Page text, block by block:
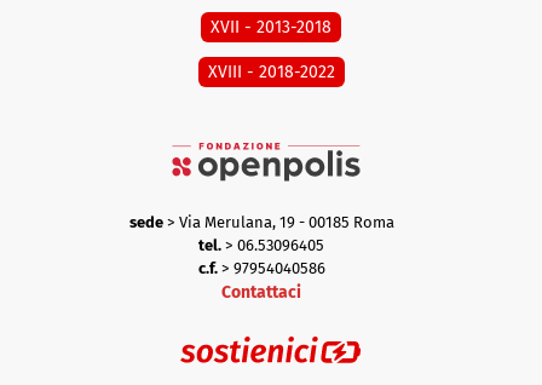
XVII - 2013-2018
XVIII - 2018-2022
sede> Via Merulana, 19 - 00185 Roma
tel. > 06.53096405
c.f.> 97954040586
Contattaci